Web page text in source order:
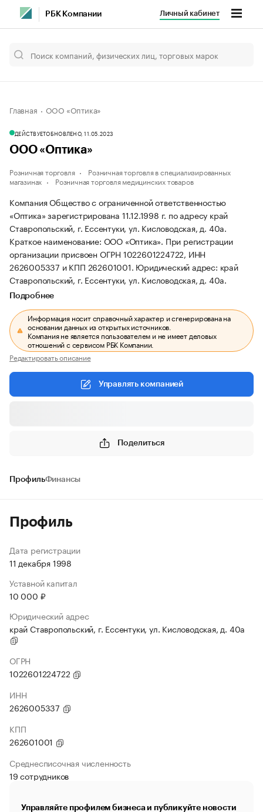
РБК Компании Личный кабинет
Главная ООО «Оптика»
ДЕЙСТВУЕТОБНОВЛЕНО, 11.05.2023
ООО «Оптика»
Розничная торговля
Розничная торговля в специализированных
магазинах
Розничная торговля медицинских товаров
Компания Общество с ограниченной ответственностью
«Оптика» зарегистрирована 11.12.1998 г. по адресу край
Ставропольский, г. Ессентуки, ул. Кисловодская, д. 40а.
Краткое наименование: ООО «Оптика». При регистрации
организации присвоен ОГРН 1022601224722, ИНН
2626005337 и КПП 262601001. Юридический адрес: край
Ставропольский, г. Ессентуки, ул. Кисловодская, д. 40а.
Подробнее
Информация носит справочный характер и сгенерирована на
основании данных из открытых источников.
Компания не является пользователем и не имеет деловых
отношений с сервисом РБК Компании.
Редактировать описание
Управлять компанией
Поделиться
ПрофильФинансы
Профиль
Дата регистрации
11 декабря 1998
Уставной капитал
10 000 ₽
Юридический адрес
край Ставропольский, г. Ессентуки, ул. Кисловодская, д. 40а
ОГРН
1022601224722
ИНН
2626005337
КПП
262601001
Среднесписочная численность
19 сотрудников
Управляйте профилем бизнеса и публикуйте новости